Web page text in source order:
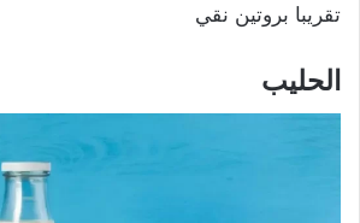
تقريبا بروتين نقي
الحليب